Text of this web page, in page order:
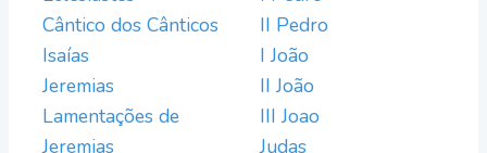
Cântico dos Cânticos
Isaías
Jeremias
Lamentações de
Jeremias
II Pedro
I João
II João
III Joao
Judas